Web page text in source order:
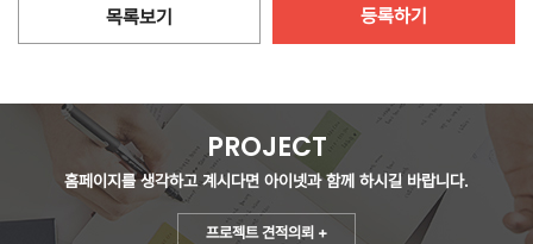
등록하기
목록보기
PROJECT
홈페이지를 생각하고 계시다면 아이넷과 함께 하시길 바랍니다.
프로젝트 견적의뢰 +